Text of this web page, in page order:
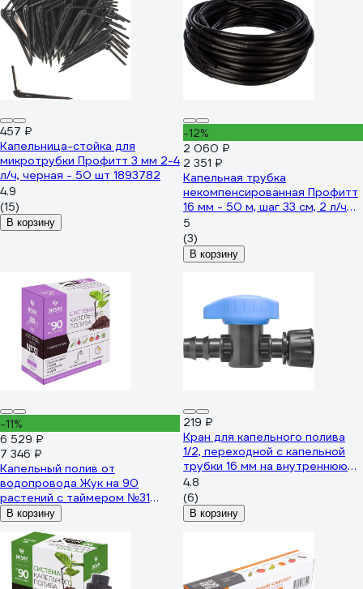
457 ₽
Капельница-стойка для
микротрубки Профитт 3 мм 2-4
л/ч, черная - 50 шт 1893782
4.9
(15)
В корзину
-12%
2 060 ₽
2 351 ₽
Капельная трубка
некомпенсированная Профитт
16 мм - 50 м, шаг 33 см, 2 л/ч
0342924-RCS
5
(3)
В корзину
-11%
6 529 ₽
7 346 ₽
Капельный полив от
водопровода Жук на 90
растений с таймером №31
4630035339101
В корзину
219 ₽
Кран для капельного полива
1/2, переходной с капельной
трубки 16 мм на внутреннюю
резьбу 1/2" MasterProf
ДС.060098.ИМ
4.8
(6)
В корзину